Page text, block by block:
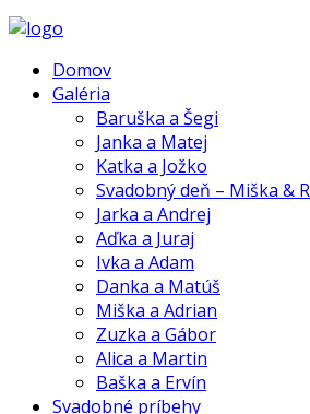
Domov
Galéria
Baruška a Šegi
Janka a Matej
Katka a Jožko
Svadobný deň – Miška &
Jarka a Andrej
Aďka a Juraj
Ivka a Adam
Danka a Matúš
Miška a Adrian
Zuzka a Gábor
Alica a Martin
Baška a Ervín
Svadobné príbehy